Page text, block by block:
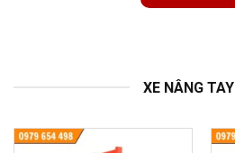
XE NÂNG TAY